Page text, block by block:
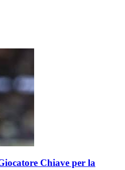
Chiave per la